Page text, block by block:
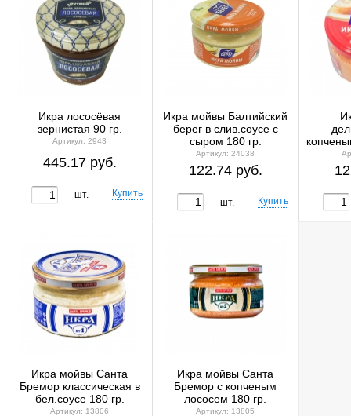
Икра лососёвая
зернистая 90 гр.
Артикул: 2943
445.17 руб.
шт.
Икра мойвы Балтийский
берег в слив.соусе с
сыром 180 гр.
Артикул: 24038
122.74 руб.
шт.
Икра мойвы Санта
Бремор классическая в
бел.соусе 180 гр.
Артикул: 13806
Икра мойвы Санта
Бремор с копченым
лососем 180 гр.
Артикул: 13805